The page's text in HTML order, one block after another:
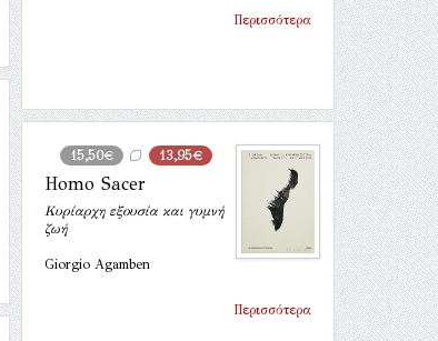
Περισσότερα
15,50€ 13,95€
Homo Sacer
Κυρίαρχη εξουσία και γυμνή
ζωή
Giorgio Agamben
Περισσότερα